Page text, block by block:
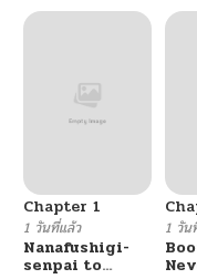
Chapter 1
1 วันที่แล้ว
Nanafushigi-
senpai to
1 วัน